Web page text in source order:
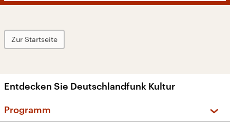
Zur Startseite
Entdecken Sie Deutschlandfunk Kultur
Programm